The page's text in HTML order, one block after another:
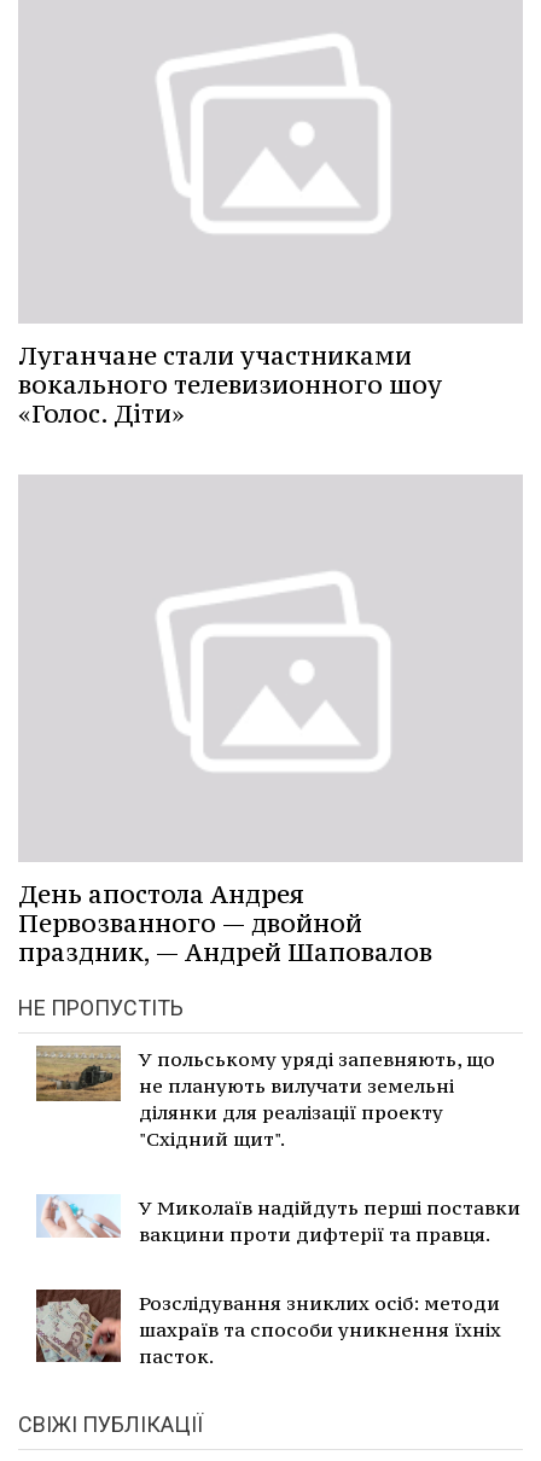
Луганчане стали участниками
вокального телевизионного шоу
«Голос. Діти»
День апостола Андрея
Первозванного — двойной
праздник, — Андрей Шаповалов
НЕ ПРОПУСТІТЬ
У польському уряді запевняють, що
не планують вилучати земельні
ділянки для реалізації проекту
"Східний щит".
У Миколаїв надійдуть перші поставки
вакцини проти дифтерії та правця.
Розслідування зниклих осіб: методи
шахраїв та способи уникнення їхніх
пасток.
СВІЖІ ПУБЛІКАЦІЇ